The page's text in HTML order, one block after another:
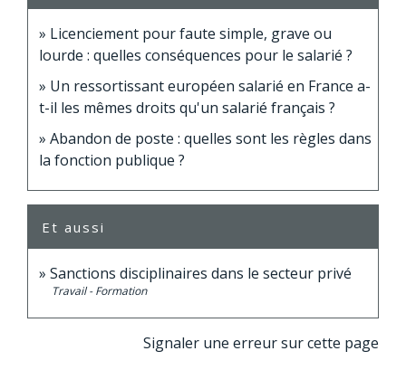
Licenciement pour faute simple, grave ou
lourde : quelles conséquences pour le salarié ?
Un ressortissant européen salarié en France a-
t-il les mêmes droits qu'un salarié français ?
Abandon de poste : quelles sont les règles dans
la fonction publique ?
Et aussi
Sanctions disciplinaires dans le secteur privé
Travail - Formation
Signaler une erreur sur cette page